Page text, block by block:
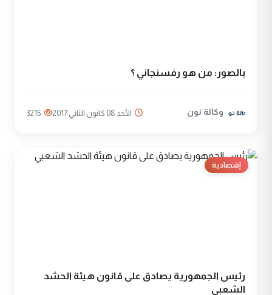
بالصور: من هو رفسنجاني ؟
وكالة نون الأحد 08 كانون الثاني 2017 3215
إقتصادية
رئيس الجمهورية يصادق على قانون هيئة الحشد
الشعبي